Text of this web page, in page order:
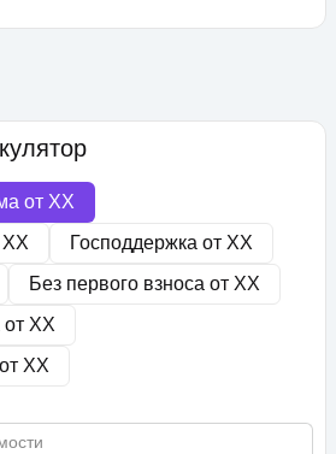
от XX
XX Господдержка от XX
Без первого взноса от XX
от XX
XX